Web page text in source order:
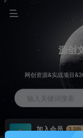
源创
网创资源&实战项目
输入关键词搜索
加入会员
3.3折